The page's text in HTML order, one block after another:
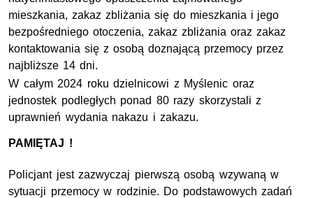
mieszkania, zakaz zbliżania się do mieszkania i jego
bezpośredniego otoczenia, zakaz zbliżania oraz zakaz
kontaktowania się z osobą doznającą przemocy przez
najbliższe 14 dni.
W całym 2024 roku dzielnicowi z Myślenic oraz
jednostek podległych ponad 80 razy skorzystali z
uprawnień wydania nakazu i zakazu.
PAMIĘTAJ !
Policjant jest zazwyczaj pierwszą osobą wzywaną w
sytuacji przemocy w rodzinie. Do podstawowych zadań